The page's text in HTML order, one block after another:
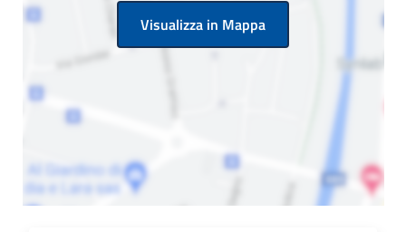
Visualizza in Mappa